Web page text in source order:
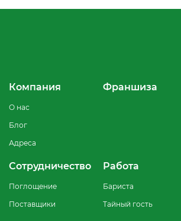
Компания
О нас
Блог
Адреса
Франшиза
Сотрудничество
Поглощение
Поставщики
Работа
Бариста
Тайный гость